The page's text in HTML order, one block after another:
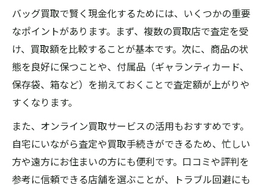
バッグ買取で賢く現金化するためには、いくつかの重要
なポイントがあります。まず、複数の買取店で査定を受
け、買取額を比較することが基本です。次に、商品の状
態を良好に保つことや、付属品（ギャランティカード、
保存袋、箱など）を揃えておくことで査定額が上がりや
すくなります。
また、オンライン買取サービスの活用もおすすめです。
自宅にいながら査定や買取手続きができるため、忙しい
方や遠方にお住まいの方にも便利です。口コミや評判を
参考に信頼できる店舗を選ぶことが、トラブル回避にも